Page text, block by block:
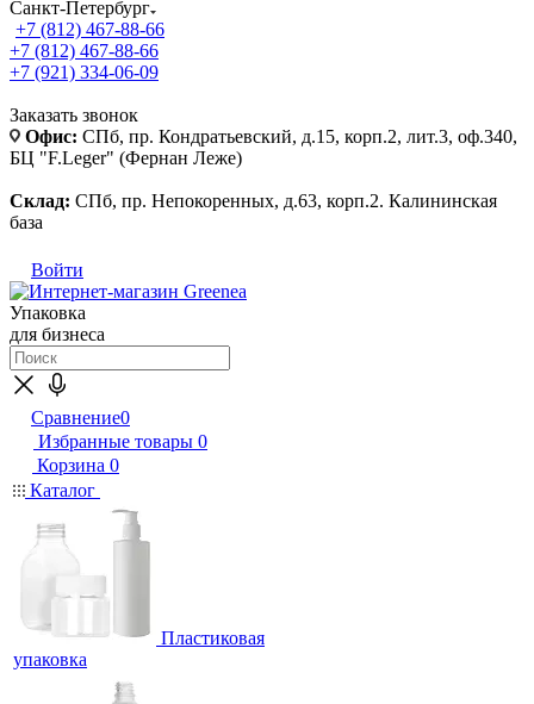
Санкт-Петербург
+7 (812) 467-88-66
+7 (812) 467-88-66
+7 (921) 334-06-09
Заказать звонок
Офис: СПб, пр. Кондратьевский, д.15, корп.2, лит.3, оф.340,
БЦ "F.Leger" (Фернан Леже)
Склад: СПб, пр. Непокоренных, д.63, корп.2. Калининская
база
Войти
Упаковка
для бизнеса
Сравнение0
Избранные товары 0
Корзина 0
Каталог
Пластиковая
упаковка